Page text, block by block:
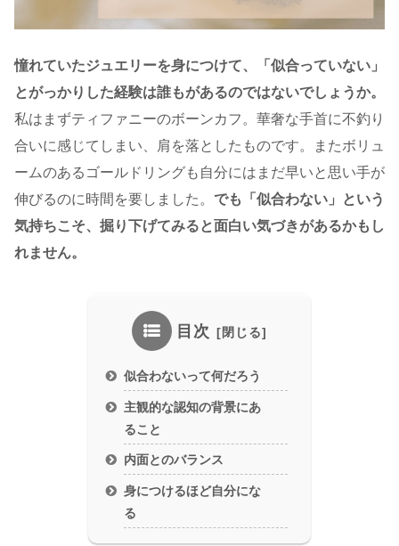
憧れていたジュエリーを身につけて、「似合っていない」
とがっかりした経験は誰もがあるのではないでしょうか。
私はまずティファニーのボーンカフ。華奢な手首に不釣り
合いに感じてしまい、肩を落としたものです。またボリュ
ームのあるゴールドリングも自分にはまだ早いと思い手が
伸びるのに時間を要しました。 でも「似合わない」という
気持ちこそ、掘り下げてみると面白い気づきがあるかもし
れません。
目次
似合わないって何だろう
主観的な認知の背景にあ
ること
内面とのバランス
身につけるほど自分にな
る